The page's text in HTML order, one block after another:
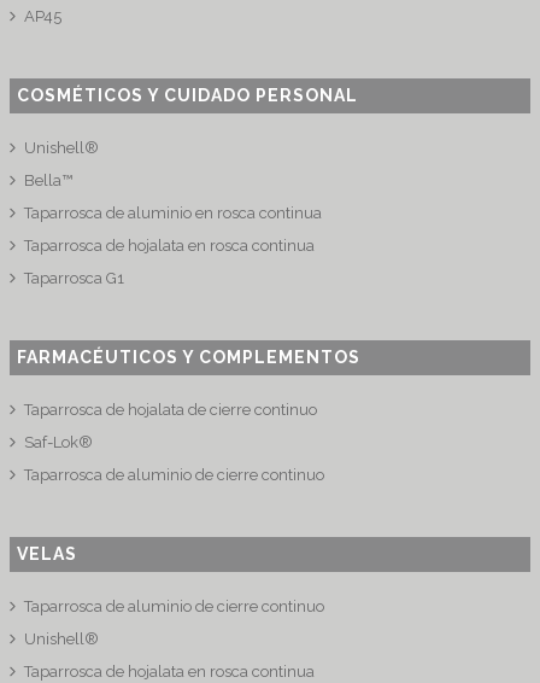
AP45
COSMÉTICOS Y CUIDADO PERSONAL
Unishell®
Bella™
Taparrosca de aluminio en rosca continua
Taparrosca de hojalata en rosca continua
Taparrosca G1
FARMACÉUTICOS Y COMPLEMENTOS
Taparrosca de hojalata de cierre continuo
Saf-Lok®
Taparrosca de aluminio de cierre continuo
VELAS
Taparrosca de aluminio de cierre continuo
Unishell®
Taparrosca de hojalata en rosca continua